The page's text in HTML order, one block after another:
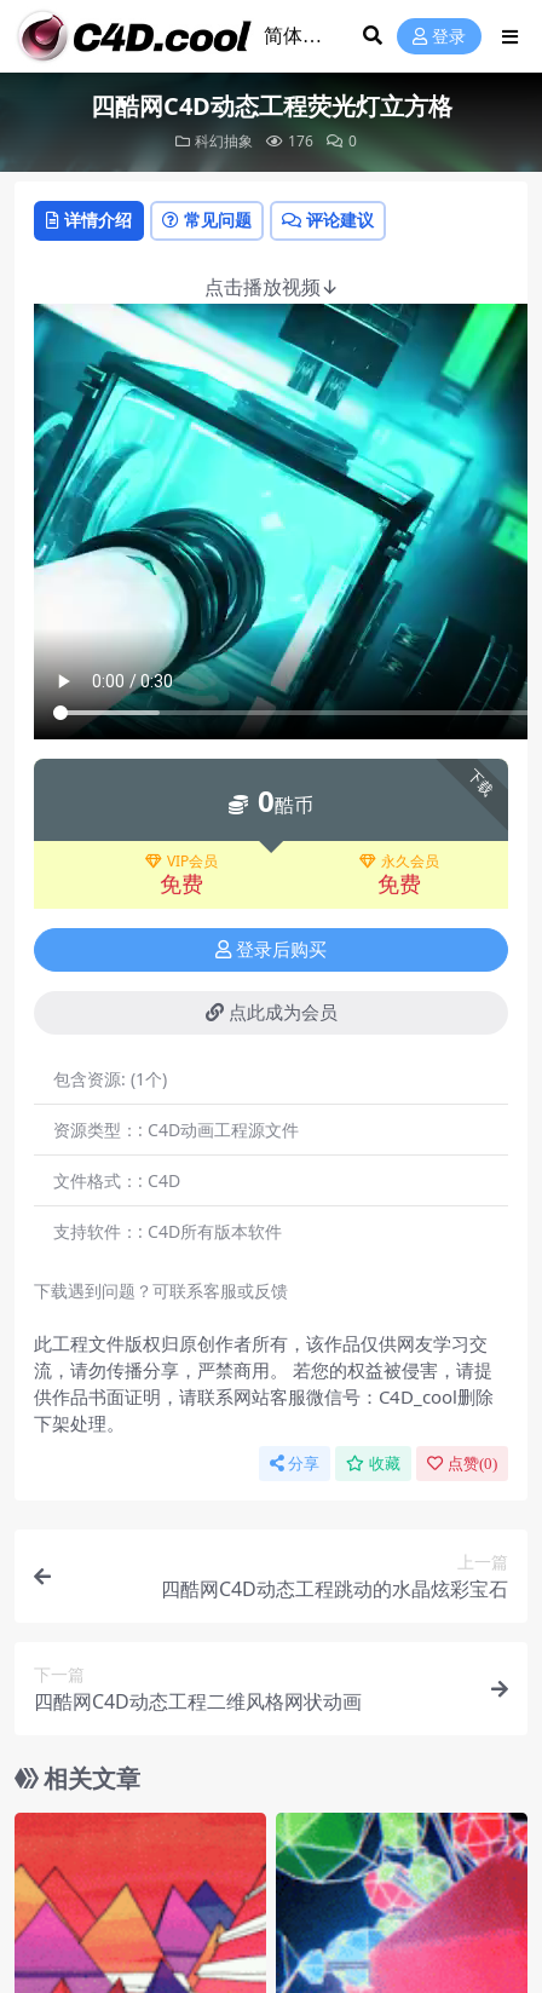
登录
四酷网C4D动态工程荧光灯立方格
科幻抽象 176 0
详情介绍 常见问题 评论建议
点击播放视频↓
下载
0酷币
VIP会员
免费
永久会员
免费
登录后购买
点此成为会员
包含资源: (1个)
资源类型：: C4D动画工程源文件
文件格式：: C4D
支持软件：: C4D所有版本软件
下载遇到问题？可联系客服或反馈
此工程文件版权归原创作者所有，该作品仅供网友学习交
流，请勿传播分享，严禁商用。 若您的权益被侵害，请提
供作品书面证明，请联系网站客服微信号：C4D_cool删除
下架处理。
分享 收藏 点赞(0)
上一篇
四酷网C4D动态工程跳动的水晶炫彩宝石
下一篇
四酷网C4D动态工程二维风格网状动画
相关文章